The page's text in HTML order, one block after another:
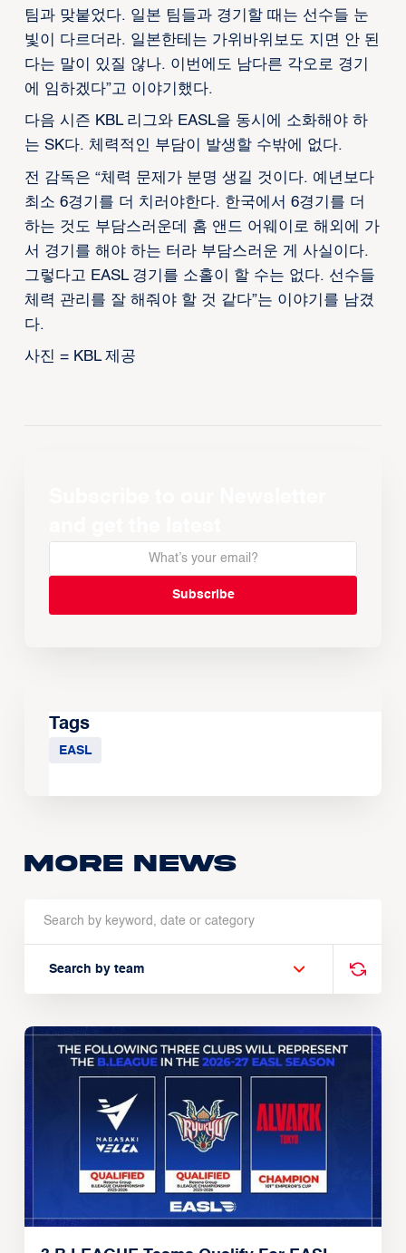
팀과 맞붙었다. 일본 팀들과 경기할 때는 선수들 눈
빛이 다르더라. 일본한테는 가위바위보도 지면 안 된
다는 말이 있질 않나. 이번에도 남다른 각오로 경기
에 임하겠다”고 이야기했다.
다음 시즌 KBL 리그와 EASL을 동시에 소화해야 하
는 SK다. 체력적인 부담이 발생할 수밖에 없다.
전 감독은 “체력 문제가 분명 생길 것이다. 예년보다
최소 6경기를 더 치러야한다. 한국에서 6경기를 더
하는 것도 부담스러운데 홈 앤드 어웨이로 해외에 가
서 경기를 해야 하는 터라 부담스러운 게 사실이다.
그렇다고 EASL 경기를 소홀이 할 수는 없다. 선수들
체력 관리를 잘 해줘야 할 것 같다”는 이야기를 남겼
다.
사진 = KBL 제공
Tags
EASL
More news
Search by team